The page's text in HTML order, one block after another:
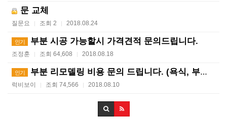
문 교체
질문요 | 조회 2 | 2018.08.24
인기 부분 시공 가능할시 가격견적 문의드립니다.
조정훈 | 조회 64,608 | 2018.08.18
인기 부분 리모델링 비용 문의 드립니다. (욕식, 부엌, 방…
럭비보이 | 조회 74,566 | 2018.08.10